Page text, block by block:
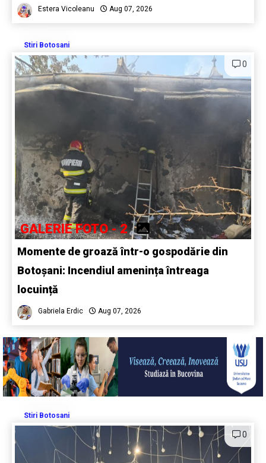
Estera Vicoleanu Aug 07, 2026
Stiri Botosani
0
GALERIE FOTO - 2
Momente de groază într-o gospodărie din
Botoșani: Incendiul amenința întreaga
locuință
Gabriela Erdic Aug 07, 2026
Stiri Botosani
0